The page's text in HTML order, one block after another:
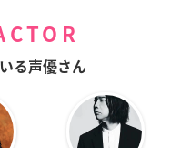
る声優さん